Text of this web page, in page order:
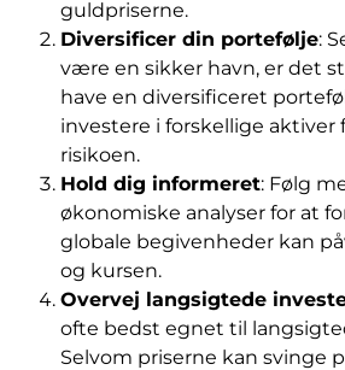
guldpriserne.
Diversificer din portefølje:
være en sikker havn, er det
have en diversificeret
investere i forskellige aktiver
risikoen.
Hold dig informeret: Følg
økonomiske analyser for at
globale begivenheder kan
og kursen.
Overvej langsigtede
ofte bedst egnet til
Selvom priserne kan svinge